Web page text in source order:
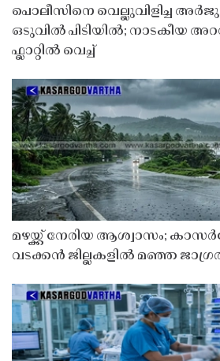
പൊലീസിനെ വെല്ലുവിളിച്ച
ഒടുവിൽ പിടിയിൽ; നാടകീയ
ഫ്ലാറ്റിൽ വെച്ച്
മഴയ്ക്ക് നേരിയ ആശ്വാസം;
വടക്കൻ ജില്ലകളിൽ മഞ്ഞ